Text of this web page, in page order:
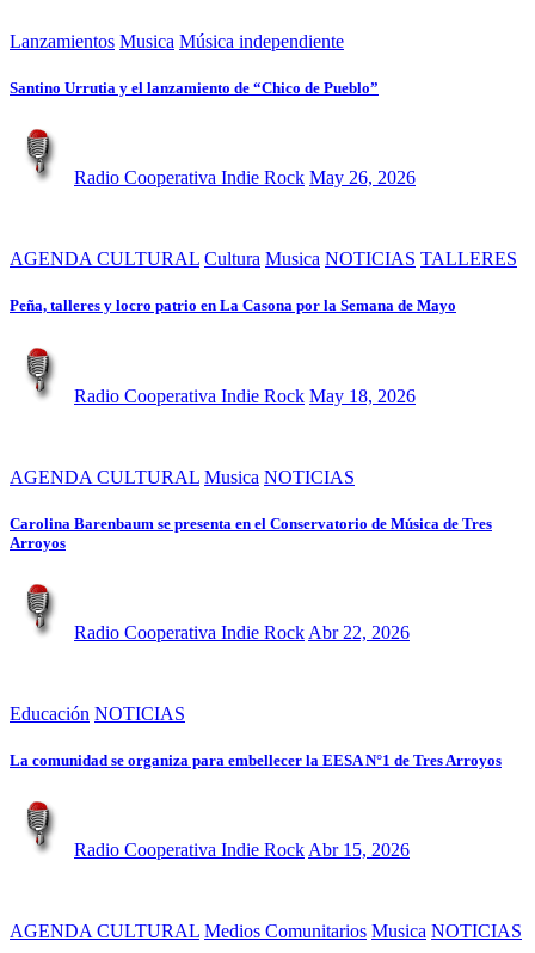
Lanzamientos Musica Música independiente
Santino Urrutia y el lanzamiento de “Chico de Pueblo”
Radio Cooperativa Indie Rock May 26, 2026
AGENDA CULTURAL Cultura Musica NOTICIAS TALLERES
Peña, talleres y locro patrio en La Casona por la Semana de Mayo
Radio Cooperativa Indie Rock May 18, 2026
AGENDA CULTURAL Musica NOTICIAS
Carolina Barenbaum se presenta en el Conservatorio de Música de Tres
Arroyos
Radio Cooperativa Indie Rock Abr 22, 2026
Educación NOTICIAS
La comunidad se organiza para embellecer la EESA N°1 de Tres Arroyos
Radio Cooperativa Indie Rock Abr 15, 2026
AGENDA CULTURAL Medios Comunitarios Musica NOTICIAS